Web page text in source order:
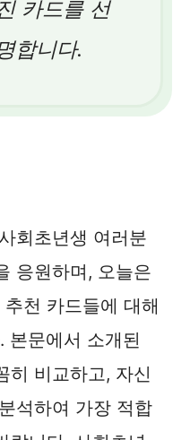
카드를 선
합니다.
회초년생 여러분
응원하며, 오늘은
천 카드들에 대해
본문에서 소개된
히 비교하고, 자신
석하여 가장 적합